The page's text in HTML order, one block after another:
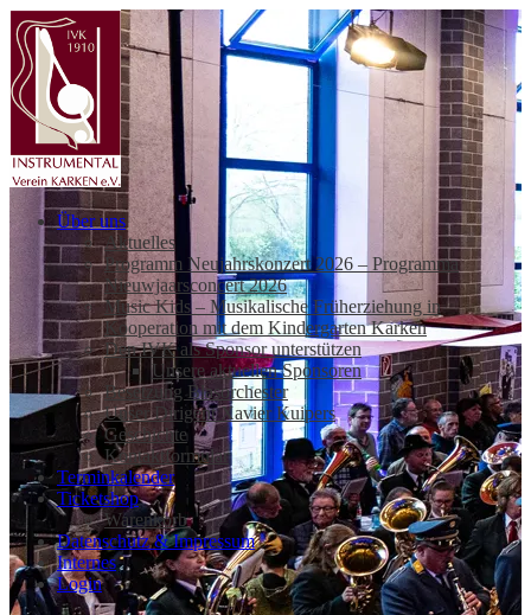
Über uns
Aktuelles
Programm Neujahrskonzert 2026 – Programma
Nieuwjaarsconcert 2026
Music Kids – Musikalische Früherziehung in
Kooperation mit dem Kindergarten Karken
Den IVK als Sponsor unterstützen
Unsere aktuellen Sponsoren
Besetzung Blasorchester
Unser Dirigent Xavier Kuipers
Geschichte
Kontaktformular
Terminkalender
Ticketshop
Warenkorb
Datenschutz & Impressum
Internes
Login